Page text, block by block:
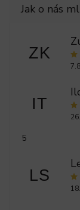
ZK
IT
5
LS